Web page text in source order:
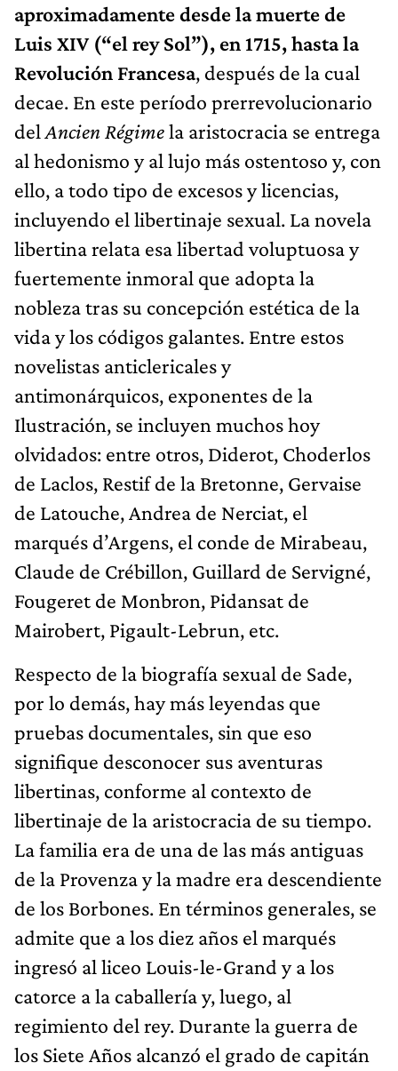
aproximadamente desde la muerte de
Luis XIV (“el rey Sol”), en 1715, hasta la
Revolución Francesa, después de la cual
decae. En este período prerrevolucionario
del Ancien Régimela aristocracia se entrega
al hedonismo y al lujo más ostentoso y, con
ello, a todo tipo de excesos y licencias,
incluyendo el libertinaje sexual. La novela
libertina relata esa libertad voluptuosa y
fuertemente inmoral que adopta la
nobleza tras su concepción estética de la
vida y los códigos galantes. Entre estos
novelistas anticlericales y
antimonárquicos, exponentes de la
Ilustración, se incluyen muchos hoy
olvidados: entre otros, Diderot, Choderlos
de Laclos, Restif de la Bretonne, Gervaise
de Latouche, Andrea de Nerciat, el
marqués d’Argens, el conde de Mirabeau,
Claude de Crébillon, Guillard de Servigné,
Fougeret de Monbron, Pidansat de
Mairobert, Pigault-Lebrun, etc.
Respecto de la biografía sexual de Sade,
por lo demás, hay más leyendas que
pruebas documentales, sin que eso
signifique desconocer sus aventuras
libertinas, conforme al contexto de
libertinaje de la aristocracia de su tiempo.
La familia era de una de las más antiguas
de la Provenza y la madre era descendiente
de los Borbones. En términos generales, se
admite que a los diez años el marqués
ingresó al liceo Louis-le-Grand y a los
catorce a la caballería y, luego, al
regimiento del rey. Durante la guerra de
los Siete Años alcanzó el grado de capitán